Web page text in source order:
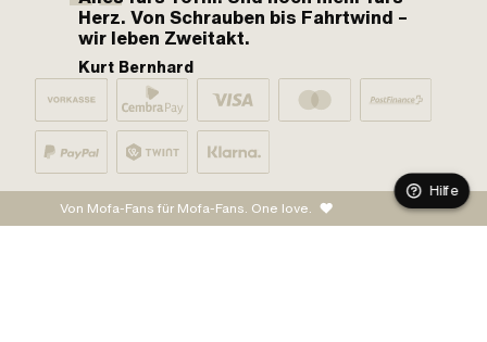
Herz. Von Schrauben bis Fahrtwind –
wir leben Zweitakt.
Kurt Bernhard
Von Mofa-Fans für Mofa-Fans. One love.
Hilfe